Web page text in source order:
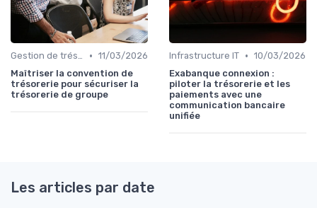
Gestion de trésorerie • 11/03/2026
Maîtriser la convention de
trésorerie pour sécuriser la
trésorerie de groupe
Infrastructure IT • 10/03/2026
Exabanque connexion :
piloter la trésorerie et les
paiements avec une
communication bancaire
unifiée
Les articles par date